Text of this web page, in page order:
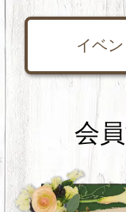
イベ
会